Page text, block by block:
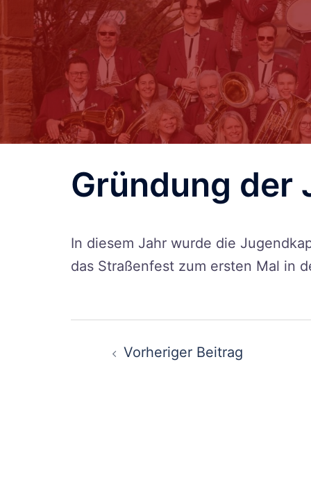
Gründung der
In diesem Jahr wurde die
das Straßenfest zum ersten Mal in
Vorheriger Beitrag